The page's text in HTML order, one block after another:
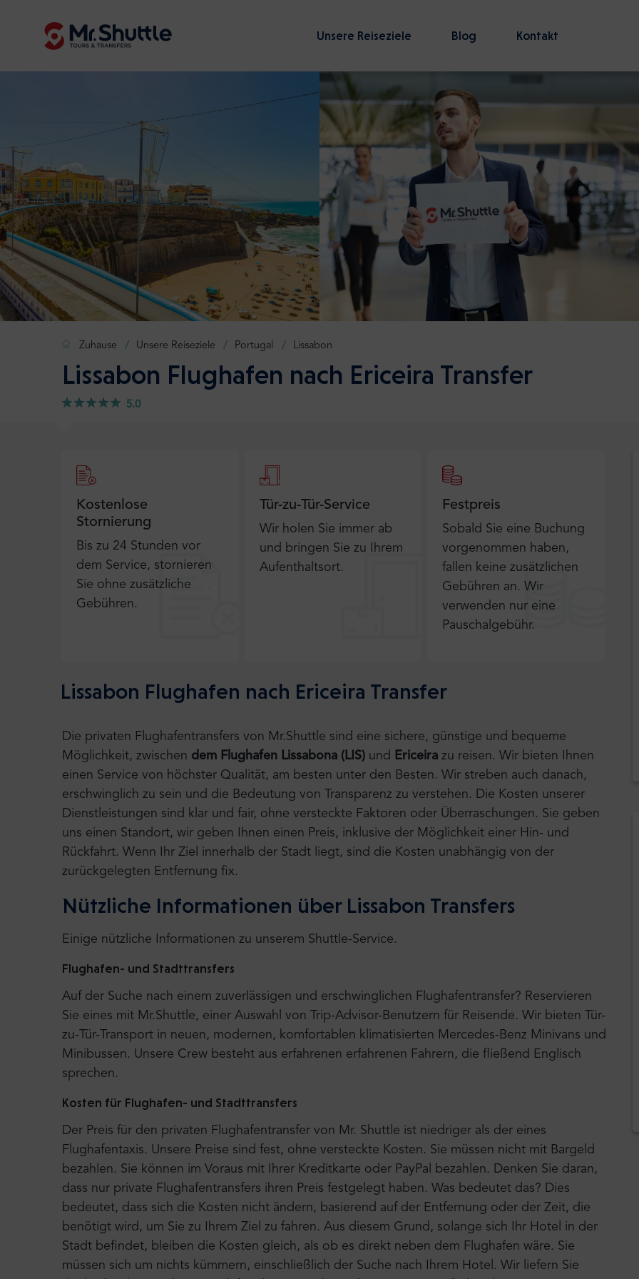
Unsere Reiseziele Blog Kontakt
Zuhause Unsere Reiseziele Portugal Lissabon
Lissabon Flughafen nach Ericeira Transfer
5.0
Kostenlose
Stornierung
Bis zu 24 Stunden vor
dem Service, stornieren
Sie ohne zusätzliche
Gebühren.
Tür-zu-Tür-Service
Wir holen Sie immer ab
und bringen Sie zu Ihrem
Aufenthaltsort.
Festpreis
Sobald Sie eine Buchung
vorgenommen haben,
fallen keine zusätzlichen
Gebühren an. Wir
verwenden nur eine
Pauschalgebühr.
Lissabon Flughafen nach Ericeira Transfer
Die privaten Flughafentransfers von Mr.Shuttle sind eine sichere, günstige und bequeme
Möglichkeit, zwischen dem Flughafen Lissabona (LIS) und Ericeira zu reisen. Wir bieten Ihnen
einen Service von höchster Qualität, am besten unter den Besten. Wir streben auch danach,
erschwinglich zu sein und die Bedeutung von Transparenz zu verstehen. Die Kosten unserer
Dienstleistungen sind klar und fair, ohne versteckte Faktoren oder Überraschungen. Sie geben
uns einen Standort, wir geben Ihnen einen Preis, inklusive der Möglichkeit einer Hin- und
Rückfahrt. Wenn Ihr Ziel innerhalb der Stadt liegt, sind die Kosten unabhängig von der
zurückgelegten Entfernung fix.
Nützliche Informationen über Lissabon Transfers
Einige nützliche Informationen zu unserem Shuttle-Service.
Flughafen- und Stadttransfers
Auf der Suche nach einem zuverlässigen und erschwinglichen Flughafentransfer? Reservieren
Sie eines mit Mr.Shuttle, einer Auswahl von Trip-Advisor-Benutzern für Reisende. Wir bieten Tür-
zu-Tür-Transport in neuen, modernen, komfortablen klimatisierten Mercedes-Benz Minivans und
Minibussen. Unsere Crew besteht aus erfahrenen erfahrenen Fahrern, die fließend Englisch
sprechen.
Kosten für Flughafen- und Stadttransfers
Der Preis für den privaten Flughafentransfer von Mr. Shuttle ist niedriger als der eines
Flughafentaxis. Unsere Preise sind fest, ohne versteckte Kosten. Sie müssen nicht mit Bargeld
bezahlen. Sie können im Voraus mit Ihrer Kreditkarte oder PayPal bezahlen. Denken Sie daran,
dass nur private Flughafentransfers ihren Preis festgelegt haben. Was bedeutet das? Dies
bedeutet, dass sich die Kosten nicht ändern, basierend auf der Entfernung oder der Zeit, die
benötigt wird, um Sie zu Ihrem Ziel zu fahren. Aus diesem Grund, solange sich Ihr Hotel in der
Stadt befindet, bleiben die Kosten gleich, als ob es direkt neben dem Flughafen wäre. Sie
müssen sich um nichts kümmern, einschließlich der Suche nach Ihrem Hotel. Wir liefern Sie